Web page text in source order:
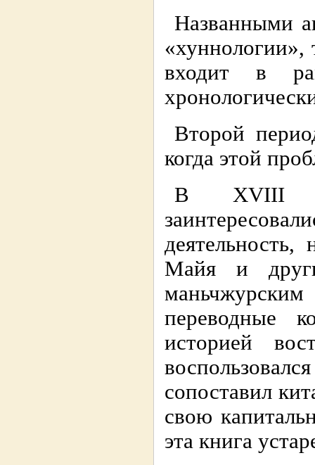
Названными
«хуннологии»,
входит в
Второй
когда этой
В XVIII
Майя и
переводные
историей
сопоставил
свою
эта книга